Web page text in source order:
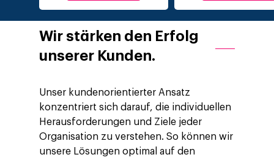
Wir stärken den Erfolg
unserer Kunden.
Unser kundenorientierter Ansatz
konzentriert sich darauf, die individuellen
Herausforderungen und Ziele jeder
Organisation zu verstehen. So können wir
unsere Lösungen optimal auf den